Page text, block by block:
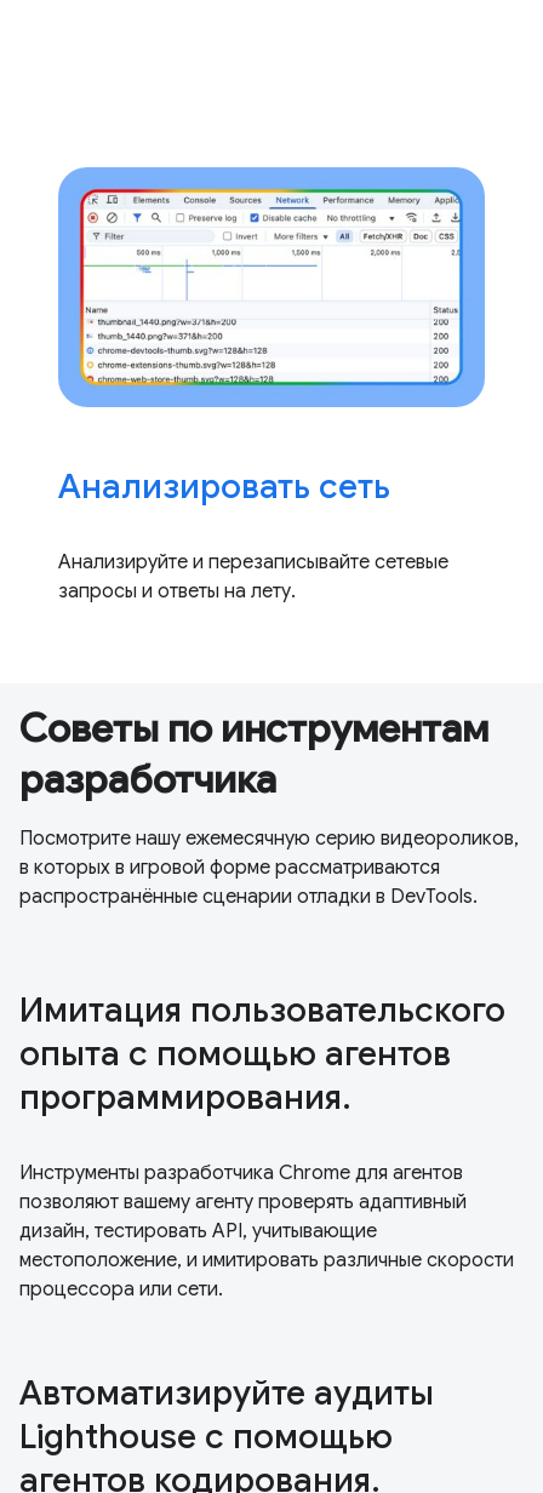
Анализировать сеть
Анализируйте и перезаписывайте сетевые
запросы и ответы на лету.
Советы по инструментам
разработчика
Посмотрите нашу ежемесячную серию видеороликов,
в которых в игровой форме рассматриваются
распространённые сценарии отладки в DevTools.
Имитация пользовательского
опыта с помощью агентов
программирования.
Инструменты разработчика Chrome для агентов
позволяют вашему агенту проверять адаптивный
дизайн, тестировать API, учитывающие
местоположение, и имитировать различные скорости
процессора или сети.
Автоматизируйте аудиты
Lighthouse с помощью
агентов кодирования.